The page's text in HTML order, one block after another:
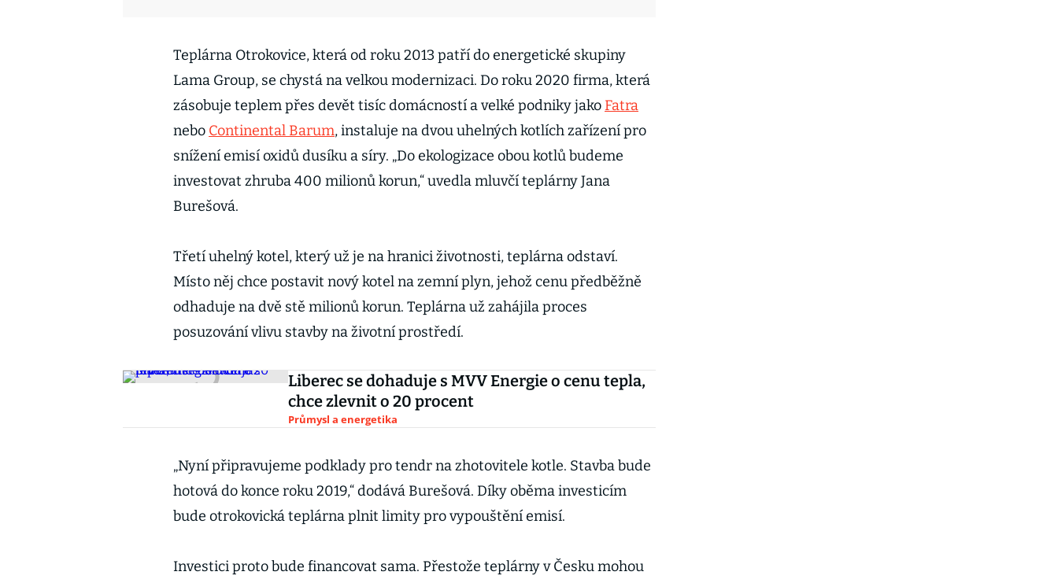
Teplárna Otrokovice, která od roku 2013 patří do energetické skupiny
Lama Group, se chystá na velkou modernizaci. Do roku 2020 firma, která
zásobuje teplem přes devět tisíc domácností a velké podniky jako Fatra
nebo Continental Barum, instaluje na dvou uhelných kotlích zařízení pro
snížení emisí oxidů dusíku a síry. „Do ekologizace obou kotlů budeme
investovat zhruba 400 milionů korun,“ uvedla mluvčí teplárny Jana
Burešová.
Třetí uhelný kotel, který už je na hranici životnosti, teplárna odstaví.
Místo něj chce postavit nový kotel na zemní plyn, jehož cenu předběžně
odhaduje na dvě stě milionů korun. Teplárna už zahájila proces
posuzování vlivu stavby na životní prostředí.
Liberec se dohaduje s MVV Energie o cenu tepla,
chce zlevnit o 20 procent
Průmysl a energetika
„Nyní připravujeme podklady pro tendr na zhotovitele kotle. Stavba bude
hotová do konce roku 2019,“ dodává Burešová. Díky oběma investicím
bude otrokovická teplárna plnit limity pro vypouštění emisí.
Investici proto bude financovat sama. Přestože teplárny v Česku mohou